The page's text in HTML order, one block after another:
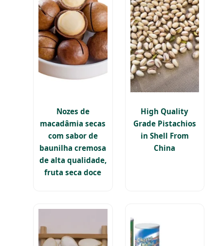
Nozes de
macadâmia secas
com sabor de
baunilha cremosa
de alta qualidade,
fruta seca doce
High Quality
Grade Pistachios
in Shell From
China